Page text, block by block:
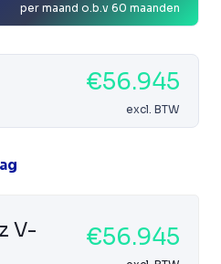
per maand o.b.v 60 maanden
€56.945
excl. BTW
V-
€56.945